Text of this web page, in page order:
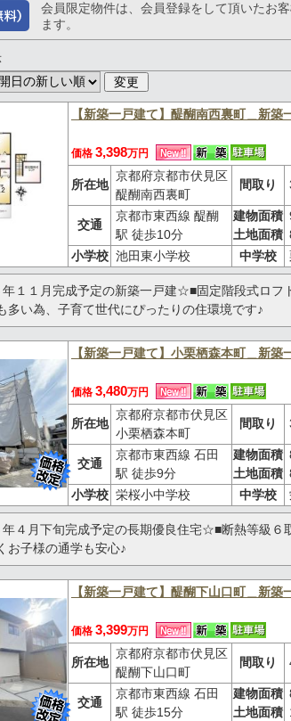
会員限定物件は、会員登録をして頂いたお
ます。
【新築一戸建て】醍醐南西裏町＿新築
価格 3,398万円
所在地
京都府京都市伏見区
醍醐南西裏町
間取り
交通
京都市東西線 醍醐
駅 徒歩10分
建物面積
土地面積
小学校 池田東小学校 中学校
１１月完成予定の新築一戸建☆■固定階段式ロフ
多い為、子育て世代にぴったりの住環境です♪
【新築一戸建て】小栗栖森本町＿新築
価格 3,480万円
所在地
京都府京都市伏見区
小栗栖森本町
間取り
交通
京都市東西線 石田
駅 徒歩9分
建物面積
土地面積
小学校 栄桜小中学校 中学校
４月下旬完成予定の長期優良住宅☆■断熱等級６
お子様の通学も安心♪
【新築一戸建て】醍醐下山口町＿新築
価格 3,399万円
所在地
京都府京都市伏見区
醍醐下山口町
間取り
交通
京都市東西線 石田
駅 徒歩15分
建物面積
土地面積